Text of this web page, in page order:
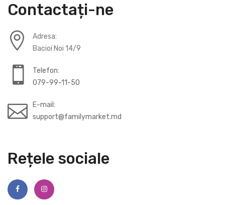
Rețele sociale
Contactați-ne
Adresa:
Bacioi Noi 14/9
Telefon:
079-99-11-50
E-mail:
support@familymarket.md